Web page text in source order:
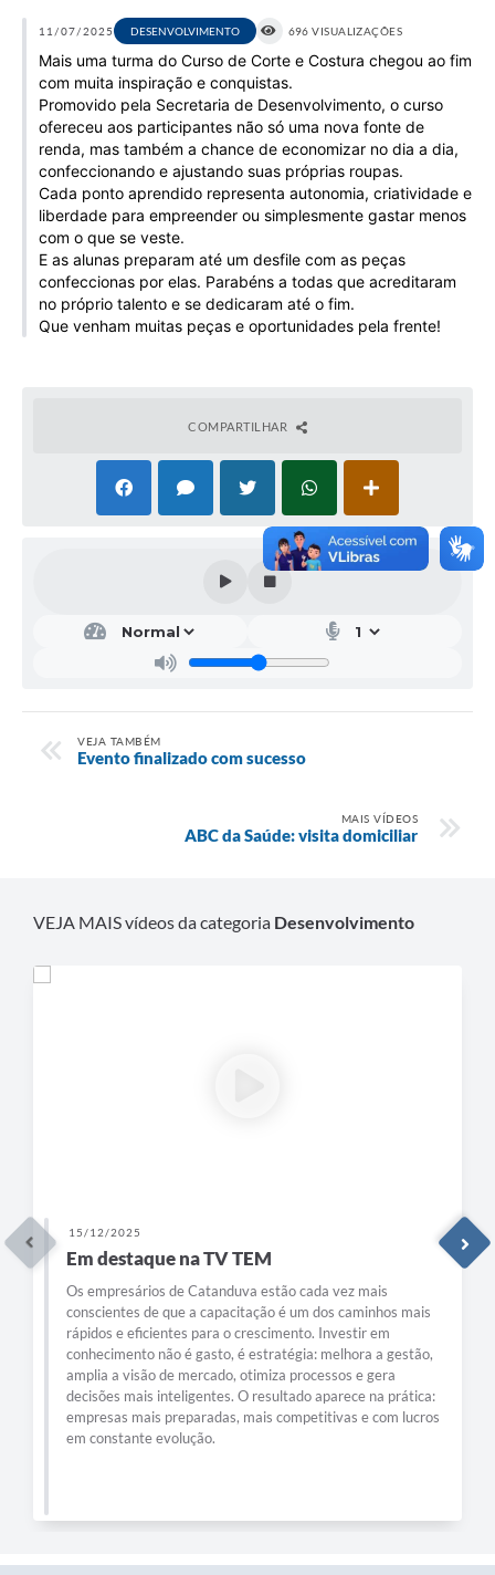
Notícias
Obras
Galeria de Vídeos
Projetos
Links
Telefones Úteis
A Prefeitura
Enquete
11/07/2025 DESENVOLVIMENTO 696 VISUALIZAÇÕES
Mais uma turma do Curso de Corte e Costura chegou ao fim
com muita inspiração e conquistas.
Promovido pela Secretaria de Desenvolvimento, o curso
ofereceu aos participantes não só uma nova fonte de
renda, mas também a chance de economizar no dia a dia,
confeccionando e ajustando suas próprias roupas.
Cada ponto aprendido representa autonomia, criatividade e
liberdade para empreender ou simplesmente gastar menos
com o que se veste.
E as alunas preparam até um desfile com as peças
confeccionas por elas. Parabéns a todas que acreditaram
no próprio talento e se dedicaram até o fim.
Que venham muitas peças e oportunidades pela frente!
COMPARTILHAR
VEJA TAMBÉM
Evento finalizado com sucesso
MAIS VÍDEOS
ABC da Saúde: visita domiciliar
VEJA MAIS vídeos da categoria Desenvolvimento
15/12/2025
Em destaque na TV TEM
Os empresários de Catanduva estão cada vez mais
conscientes de que a capacitação é um dos caminhos mais
rápidos e eficientes para o crescimento. Investir em
conhecimento não é gasto, é estratégia: melhora a gestão,
amplia a visão de mercado, otimiza processos e gera
decisões mais inteligentes. O resultado aparece na prática:
empresas mais preparadas, mais competitivas e com lucros
em constante evolução.